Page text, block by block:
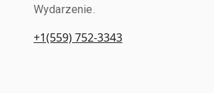
Wydarzenie.
+1(559) 752-3343